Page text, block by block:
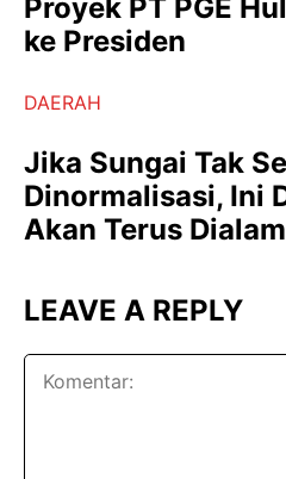
Proyek PT PGE
ke Presiden
DAERAH
Jika Sungai Tak
Dinormalisasi, Ini
Akan Terus
LEAVE A REPLY